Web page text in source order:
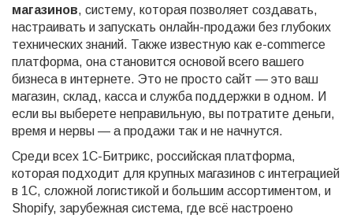
магазинов, систему, которая позволяет создавать,
настраивать и запускать онлайн-продажи без глубоких
технических знаний. Также известную как e-commerce
платформа, она становится основой всего вашего
бизнеса в интернете. Это не просто сайт — это ваш
магазин, склад, касса и служба поддержки в одном. И
если вы выберете неправильную, вы потратите деньги,
время и нервы — а продажи так и не начнутся.
Среди всех 1С-Битрикс, российская платформа,
которая подходит для крупных магазинов с интеграцией
в 1С, сложной логистикой и большим ассортиментом, и
Shopify, зарубежная система, где всё настроено